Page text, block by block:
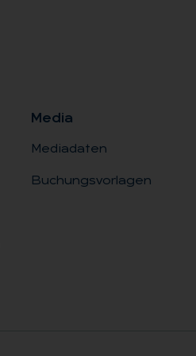
Me­dia
Mediadaten
Buchungsvorlagen